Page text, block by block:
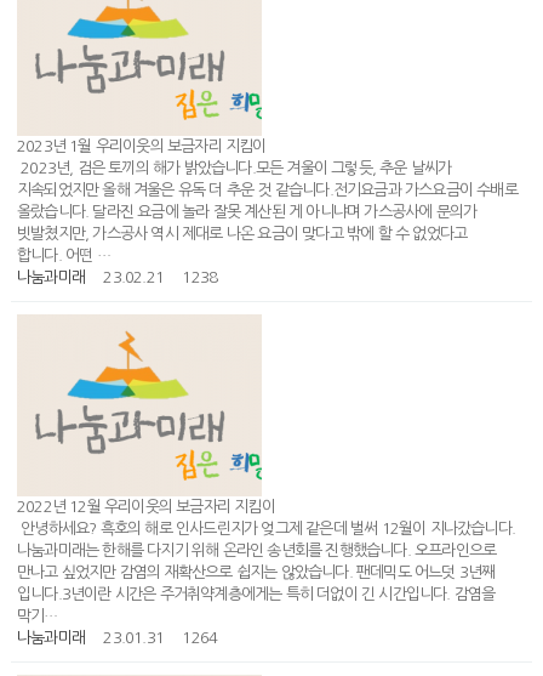
2023년 1월 우리이웃의 보금자리 지킴이
2023년, 검은 토끼의 해가 밝았습니다.모든 겨울이 그렇듯, 추운 날씨가
지속되었지만 올해 겨울은 유독 더 추운 것 같습니다.전기요금과 가스요금이 수배로
올랐습니다. 달라진 요금에 놀라 잘못 계산된 게 아니냐며 가스공사에 문의가
빗발쳤지만, 가스공사 역시 제대로 나온 요금이 맞다고 밖에 할 수 없었다고
합니다. 어떤 …
나눔과미래
23.02.21 1238
2022년 12월 우리이웃의 보금자리 지킴이
안녕하세요? 흑호의 해로 인사드린지가 엊그제 같은데 벌써 12월이 지나갔습니다.
나눔과미래는 한해를 다지기 위해 온라인 송년회를 진행했습니다. 오프라인으로
만나고 싶었지만 감염의 재확산으로 쉽지는 않았습니다. 팬데믹도 어느덧 3년째
입니다.3년이란 시간은 주거취약계층에게는 특히 더없이 긴 시간입니다. 감염을
막기…
나눔과미래
23.01.31 1264